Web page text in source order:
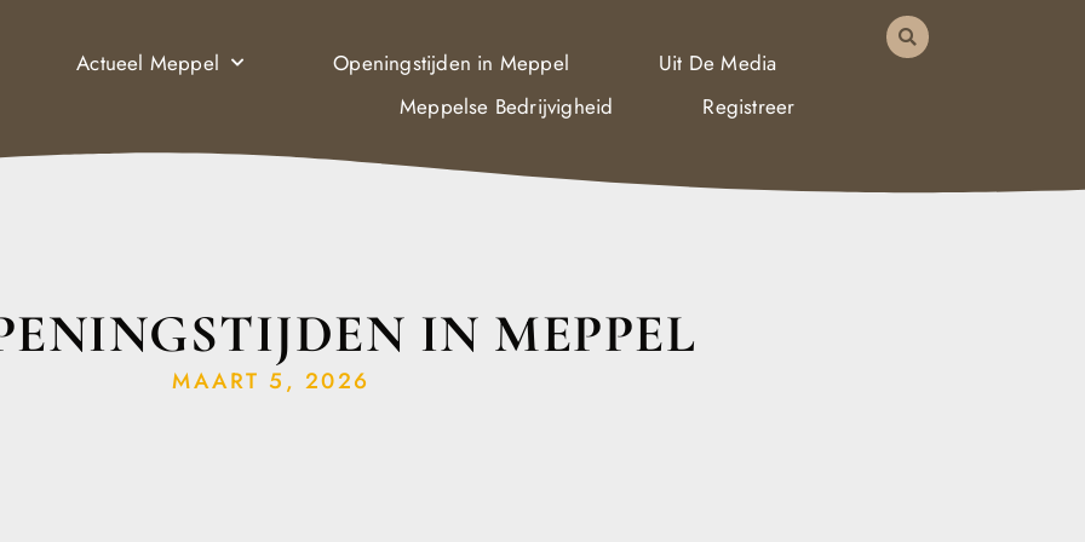
Actueel Meppel Openingstijden in Meppel
Uit De Media
Meppelse Bedrijvigheid
Registreer
IN MEPPEL
MAART 5, 2026